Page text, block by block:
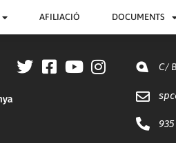
AFILIACIÓ DOCUMENTS
C/